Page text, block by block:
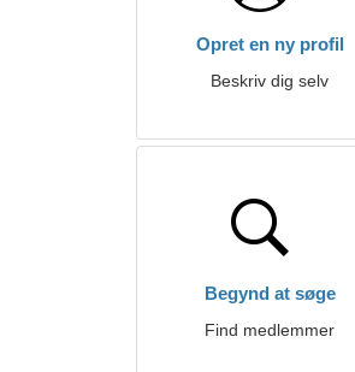
Opret en ny profil
Beskriv dig selv
Begynd at søge
Find medlemmer